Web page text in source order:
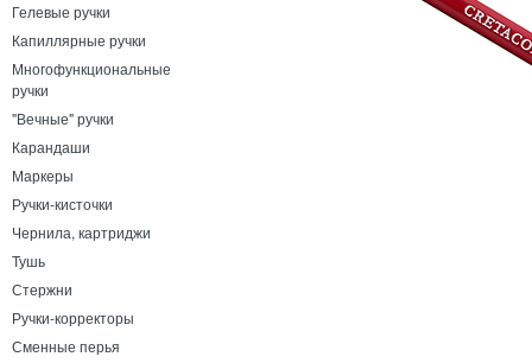
Гелевые ручки
Капиллярные ручки
Многофункциональные
ручки
"Вечные" ручки
Карандаши
Маркеры
Ручки-кисточки
Чернила, картриджи
Тушь
Стержни
Ручки-корректоры
Сменные перья